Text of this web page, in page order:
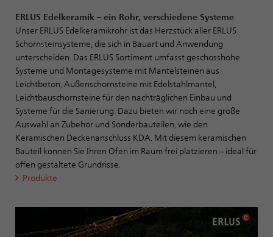
ERLUS Edelkeramik – ein Rohr, verschiedene Systeme
Unser ERLUS Edelkeramikrohr ist das Herzstück aller ERLUS
Schornsteinsysteme, die sich in Bauart und Anwendung
unterscheiden. Das ERLUS Sortiment umfasst geschosshohe
Systeme und Montagesysteme mit Mantelsteinen aus
Leichtbeton, Außenschornsteine mit Edelstahlmantel,
Leichtbauschornsteine für den nachträglichen Einbau und
Systeme für die Sanierung. Dazu bieten wir noch eine große
Auswahl an Zubehör und Sonderbauteilen, wie den
Keramischen Deckenanschluss KDA. Mit diesem keramischen
Bauteil können Sie Ihren Ofen im Raum frei platzieren – ideal für
offen gestaltete Grundrisse.
Produkte